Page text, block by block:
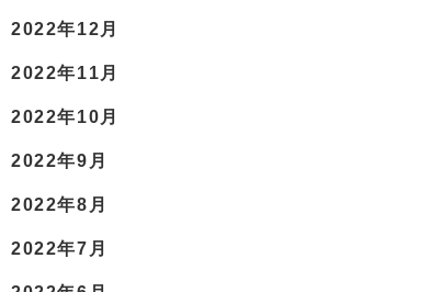
2022年12月
2022年11月
2022年10月
2022年9月
2022年8月
2022年7月